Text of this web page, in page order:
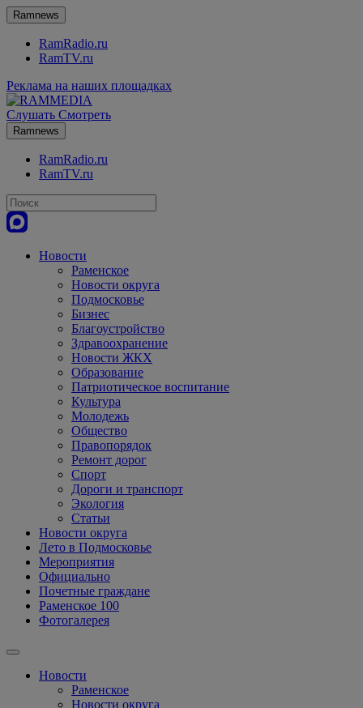
Ramnews
RamRadio.ru
RamTV.ru
Реклама на наших площадках
Слушать Смотреть
Ramnews
RamRadio.ru
RamTV.ru
Новости
Раменское
Новости округа
Подмосковье
Бизнес
Благоустройство
Здравоохранение
Новости ЖКХ
Образование
Патриотическое воспитание
Культура
Молодежь
Общество
Правопорядок
Ремонт дорог
Спорт
Дороги и транспорт
Экология
Статьи
Новости округа
Лето в Подмосковье
Мероприятия
Официально
Почетные граждане
Раменское 100
Фотогалерея
Новости
Раменское
Новости округа